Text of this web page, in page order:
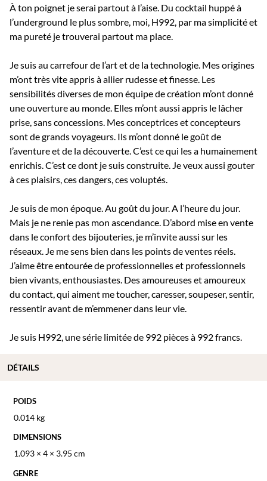
À ton poignet je serai partout à l’aise. Du cocktail huppé à
l’underground le plus sombre, moi, H992, par ma simplicité et
ma pureté je trouverai partout ma place.
Je suis au carrefour de l’art et de la technologie. Mes origines
m’ont très vite appris à allier rudesse et finesse. Les
sensibilités diverses de mon équipe de création m’ont donné
une ouverture au monde. Elles m’ont aussi appris le lâcher
prise, sans concessions. Mes conceptrices et concepteurs
sont de grands voyageurs. Ils m’ont donné le goût de
l’aventure et de la découverte. C’est ce qui les a humainement
enrichis. C’est ce dont je suis construite. Je veux aussi gouter
à ces plaisirs, ces dangers, ces voluptés.
Je suis de mon époque. Au goût du jour. A l’heure du jour.
Mais je ne renie pas mon ascendance. D’abord mise en vente
dans le confort des bijouteries, je m’invite aussi sur les
réseaux. Je me sens bien dans les points de ventes réels.
J’aime être entourée de professionnelles et professionnels
bien vivants, enthousiastes. Des amoureuses et amoureux
du contact, qui aiment me toucher, caresser, soupeser, sentir,
ressentir avant de m’emmener dans leur vie.
Je suis H992, une série limitée de 992 pièces à 992 francs.
POIDS
0.014 kg
DIMENSIONS
1.093 × 4 × 3.95 cm
GENRE
DÉTAILS